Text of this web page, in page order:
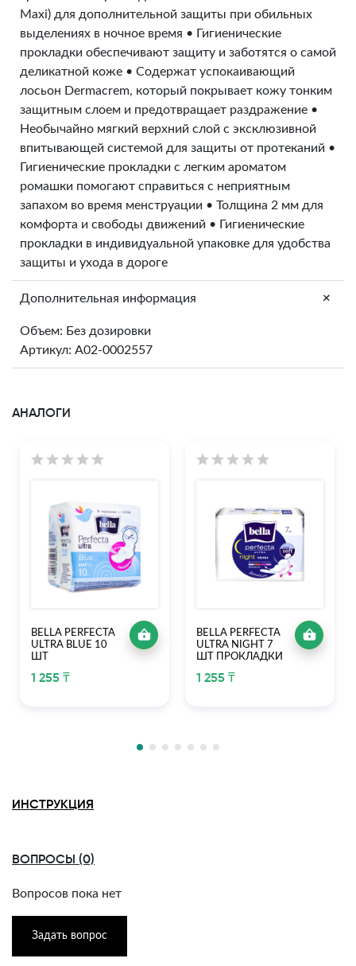
Maxi) для дополнительной защиты при обильных
выделениях в ночное время • Гигиенические
прокладки обеспечивают защиту и заботятся о самой
деликатной коже • Содержат успокаивающий
лосьон Dermacrem, который покрывает кожу тонким
защитным слоем и предотвращает раздражение •
Необычайно мягкий верхний слой с эксклюзивной
впитывающей системой для защиты от протеканий •
Гигиенические прокладки с легким ароматом
ромашки помогают справиться с неприятным
запахом во время менструации • Толщина 2 мм для
комфорта и свободы движений • Гигиенические
прокладки в индивидуальной упаковке для удобства
защиты и ухода в дороге
Дополнительная информация +
Объем: Без дозировки
Артикул: A02-0002557
АНАЛОГИ
BELLA PERFECTA
ULTRA BLUE 10
ШТ
1 255 ₸
BELLA PERFECTA
ULTRA NIGHT 7
ШТ ПРОКЛАДКИ
1 255 ₸
ИНСТРУКЦИЯ
ВОПРОСЫ (0)
Вопросов пока нет
Задать вопрос